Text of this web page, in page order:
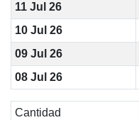
11 Jul 26
10 Jul 26
09 Jul 26
08 Jul 26
Cantidad